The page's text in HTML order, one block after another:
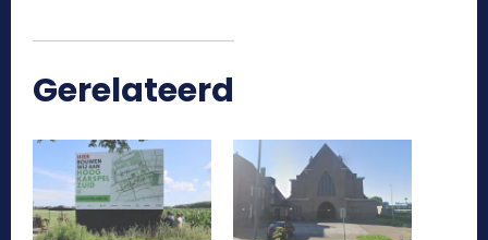
Gerelateerd